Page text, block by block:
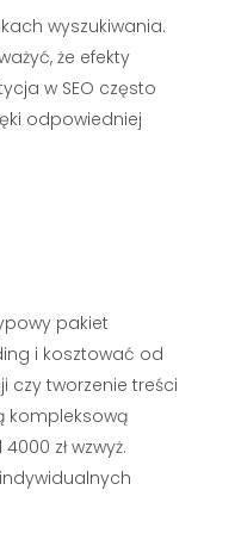
wyszukiwania.
że efekty
w SEO często
odpowiedniej
pakiet
i kosztować od
czy tworzenie treści
kompleksową
zł wzwyż.